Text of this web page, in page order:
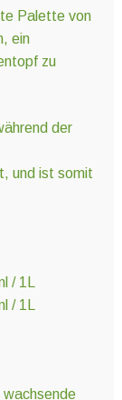
Palette von
ein
zu
der
und ist somit
/ 1L
/ 1L
wachsende